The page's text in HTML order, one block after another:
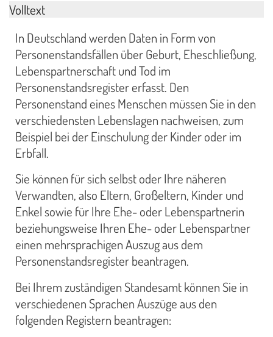
Volltext
In Deutschland werden Daten in Form von
Personenstandsfällen über Geburt, Eheschließung,
Lebenspartnerschaft und Tod im
Personenstandsregister erfasst. Den
Personenstand eines Menschen müssen Sie in den
verschiedensten Lebenslagen nachweisen, zum
Beispiel bei der Einschulung der Kinder oder im
Erbfall.
Sie können für sich selbst oder Ihre näheren
Verwandten, also Eltern, Großeltern, Kinder und
Enkel sowie für Ihre Ehe- oder Lebenspartnerin
beziehungsweise Ihren Ehe- oder Lebenspartner
einen mehrsprachigen Auszug aus dem
Personenstandsregister beantragen.
Bei Ihrem zuständigen Standesamt können Sie in
verschiedenen Sprachen Auszüge aus den
folgenden Registern beantragen: